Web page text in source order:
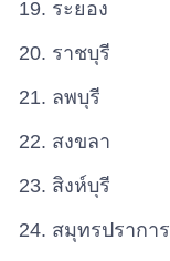
ระยอง
ราชบุรี
ลพบุรี
สงขลา
สิงห์บุรี
สมุทรปราการ